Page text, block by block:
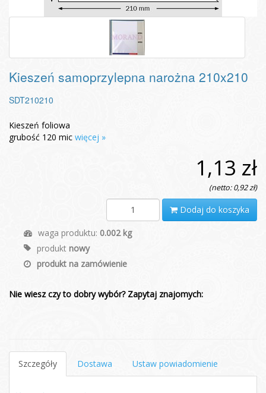
Kieszeń samoprzylepna narożna 210x210
SDT210210
Kieszeń foliowa
grubość 120 mic więcej »
1,13 zł
(netto: 0,92 zł)
Dodaj do koszyka
waga produktu: 0.002 kg
produkt nowy
produkt na zamówienie
Nie wiesz czy to dobry wybór? Zapytaj znajomych:
Szczegóły Dostawa Ustaw powiadomienie